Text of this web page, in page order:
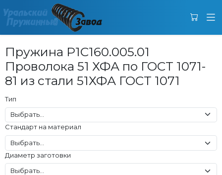
Пружина Р1С160.005.01
Проволока 51 ХФА по ГОСТ 1071-
81 из стали 51ХФА ГОСТ 1071
Тип
Стандарт на материал
Диаметр заготовки